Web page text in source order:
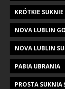
KRÓTKIE
NOVA LUBLIN
NOVA LUBLIN
PABIA UBRANIA
PROSTA SUKNIA